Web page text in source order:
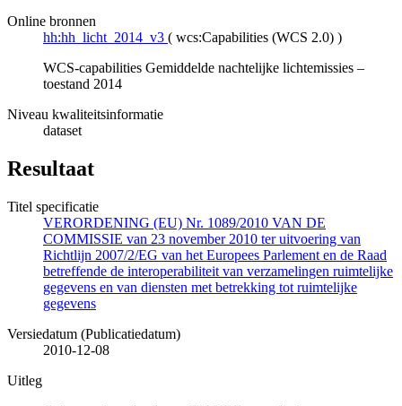
Online bronnen
hh:hh_licht_2014_v3 ( wcs:Capabilities (WCS 2.0) )
WCS-capabilities Gemiddelde nachtelijke lichtemissies –
toestand 2014
Niveau kwaliteitsinformatie
dataset
Resultaat
Titel specificatie
VERORDENING (EU) Nr. 1089/2010 VAN DE
COMMISSIE van 23 november 2010 ter uitvoering van
Richtlijn 2007/2/EG van het Europees Parlement en de Raad
betreffende de interoperabiliteit van verzamelingen ruimtelijke
gegevens en van diensten met betrekking tot ruimtelijke
gegevens
Versiedatum (Publicatiedatum)
2010-12-08
Uitleg